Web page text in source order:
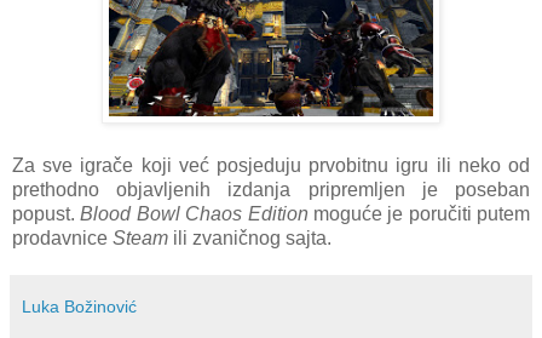
Za sve igrače koji već posjeduju prvobitnu igru ili neko od
prethodno objavljenih izdanja pripremljen je poseban
popust.Blood Bowl Chaos Edition moguće je poručiti putem
prodavnice Steam ili zvaničnog sajta.
Luka Božinović